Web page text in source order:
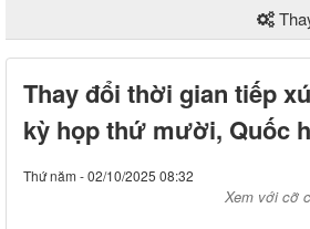
Thay đổi thời gian tiếp
kỳ họp thứ mười, Quốc
Thứ năm - 02/10/2025 08:32
Xem với cỡ